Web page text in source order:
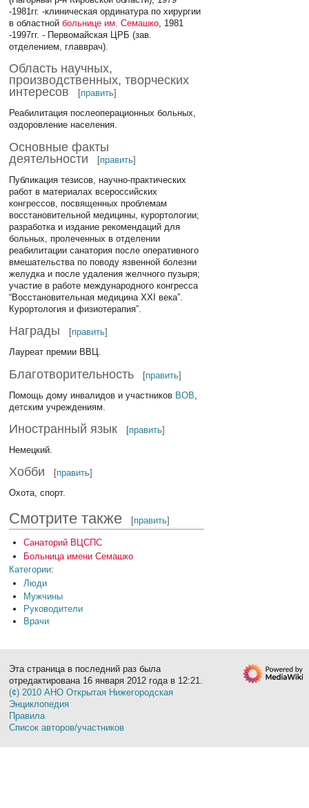
-1981гг. -клиническая ординатура по хирургии
в областнойбольнице им. Семашко, 1981
-1997гг. - Первомайская ЦРБ (зав.
отделением, главврач).
Область научных,
производственных, творческих
интересов
[править]
Реабилитация послеоперационных больных,
оздоровление населения.
Основные факты
деятельности
[править]
Публикация тезисов, научно-практических
работ в материалах всероссийских
конгрессов, посвященных проблемам
восстановительной медицины, курортологии;
разработка и издание рекомендаций для
больных, пролеченных в отделении
реабилитации санатория после оперативного
вмешательства по поводу язвенной болезни
желудка и после удаления желчного пузыря;
участие в работе международного конгресса
“Восстановительная медицина XXI века”.
Курортология и физиотерапия”.
Награды [править]
Лауреат премии ВВЦ.
Благотворительность [править]
Помощь дому инвалидов и участников ВОВ
детским учреждениям.
Иностранный язык [править]
Немецкий.
Хобби [править]
Охота, спорт.
Смотрите также [править]
Санаторий ВЦСПС
Больница имени Семашко
Категории:
Люди
Мужчины
Руководители
Врачи
Эта страница в последний раз была
отредактирована 16 января 2012 года в 12:21.
(¢) 2010 АНО Открытая Нижегородская
Энциклопедия
Правила
Список авторов/участников